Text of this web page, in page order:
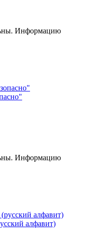
Информацию
Информацию
алфавит)